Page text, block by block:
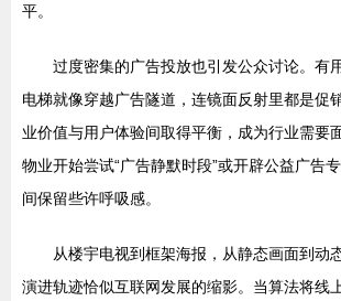
平。
过度密集的广告投放也引发公众讨论。有
电梯就像穿越广告隧道，连镜面反射里都是促
业价值与用户体验间取得平衡，成为行业需要
物业开始尝试“广告静默时段”或开辟公益广告
间保留些许呼吸感。
从楼宇电视到框架海报，从静态画面到动
演进轨迹恰似互联网发展的缩影。当算法将线